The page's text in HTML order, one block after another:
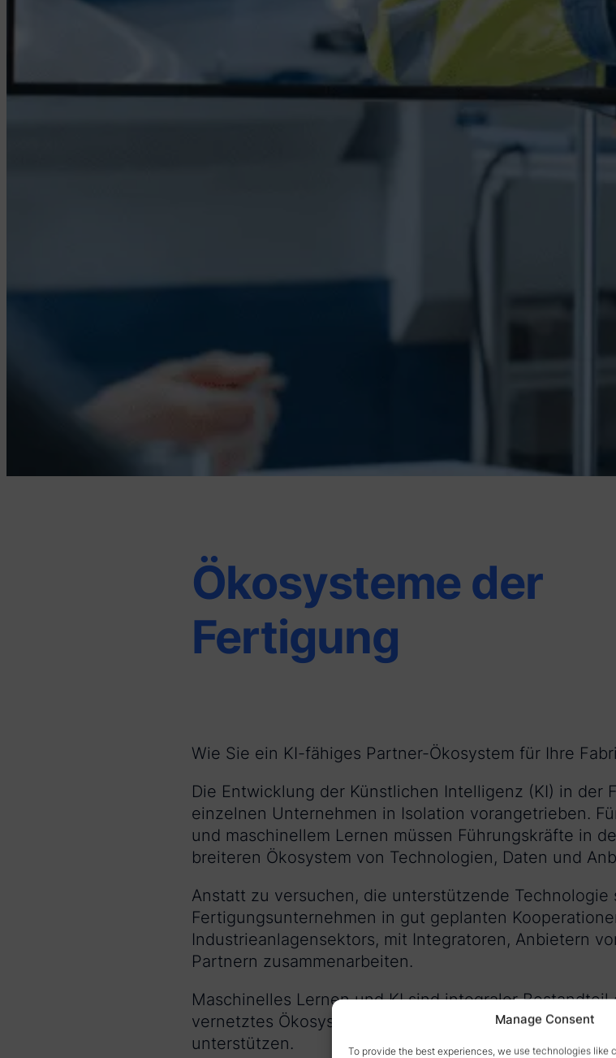
Manage Consent
To provide the best experiences, we use technologies like
Ökosysteme der
Fertigung
Wie Sie ein KI-fähiges Partner-Ökosystem für Ihre
Die Entwicklung der Künstlichen Intelligenz (KI) in der
einzelnen Unternehmen in Isolation vorangetrieben.
und maschinellem Lernen müssen Führungskräfte in
breiteren Ökosystem von Technologien, Daten und
Anstatt zu versuchen, die unterstützende
Fertigungsunternehmen in gut geplanten
Industrieanlagensektors, mit Integratoren, Anbietern
Partnern zusammenarbeiten.
Maschinelles Lernen und KI sind integraler Bestandteil
vernetztes Ökosystem ist von entscheidender
unterstützen.